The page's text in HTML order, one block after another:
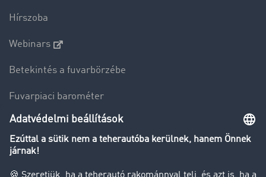
Hírszoba
Webinars
Betekintés a fuvarbörzébe
Fuvarpiaci barométer
Transzportlexikon
Tehergépkocsi-forgalomkorlátozás